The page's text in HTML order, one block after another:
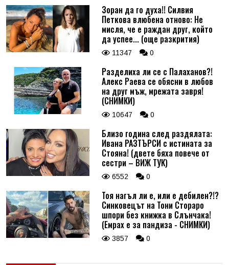
Зоран да го духа!! Силвия
Петкова влюбена отново: Не
мисля, че е раждан друг, който
да успее... (още разкрития)
11347 0
Разделиха ли се с Палаханов?!
Алекс Раева се обясни в любов
на друг мъж, мрежата завря!
(СНИМКИ)
10647 0
Близо година след раздялата:
Ивана РАЗТЪРСИ с истината за
Стояна! (двете бяха повече от
сестри – ВИЖ ТУК)
6552 0
Тоя нагъл ли е, или е дебилен?!?
Синковецът на Тони Стораро
шпори без книжка в Слънчака!
(Емрах е за пандиза - СНИМКИ)
3857 0